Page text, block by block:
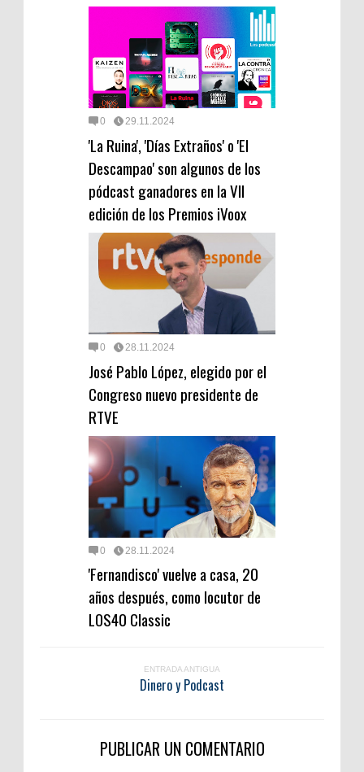
0 29.11.2024
'La Ruina', 'Días Extraños' o 'El
Descampao' son algunos de los
pódcast ganadores en la VII
edición de los Premios iVoox
0 28.11.2024
José Pablo López, elegido por el
Congreso nuevo presidente de
RTVE
0 28.11.2024
'Fernandisco' vuelve a casa, 20
años después, como locutor de
LOS40 Classic
ENTRADA ANTIGUA
Dinero y Podcast
PUBLICAR UN COMENTARIO